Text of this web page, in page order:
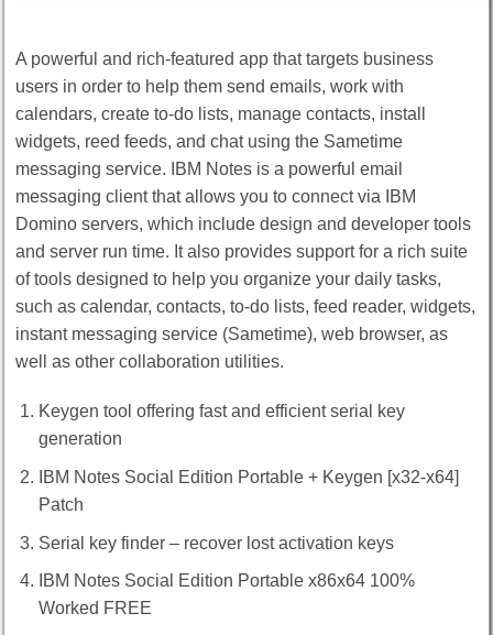
A powerful and rich-featured app that targets business
users in order to help them send emails, work with
calendars, create to-do lists, manage contacts, install
widgets, reed feeds, and chat using the Sametime
messaging service. IBM Notes is a powerful email
messaging client that allows you to connect via IBM
Domino servers, which include design and developer tools
and server run time. It also provides support for a rich suite
of tools designed to help you organize your daily tasks,
such as calendar, contacts, to-do lists, feed reader, widgets,
instant messaging service (Sametime), web browser, as
well as other collaboration utilities.
Keygen tool offering fast and efficient serial key
generation
IBM Notes Social Edition Portable + Keygen [x32-x64]
Patch
Serial key finder – recover lost activation keys
IBM Notes Social Edition Portable x86x64 100%
Worked FREE